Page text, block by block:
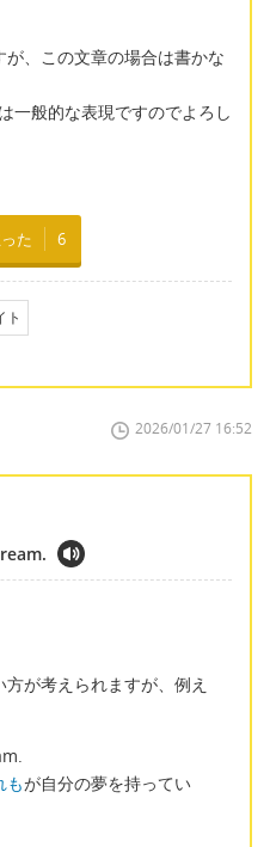
、この文章の場合は書かな
般的な表現ですのでよろし
た 6
ト
2026/01/27 16:52
が考えられますが、例え
もが自分の夢を持ってい